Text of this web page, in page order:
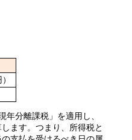
分離課税」を適用し、
ます。つまり、所得税と